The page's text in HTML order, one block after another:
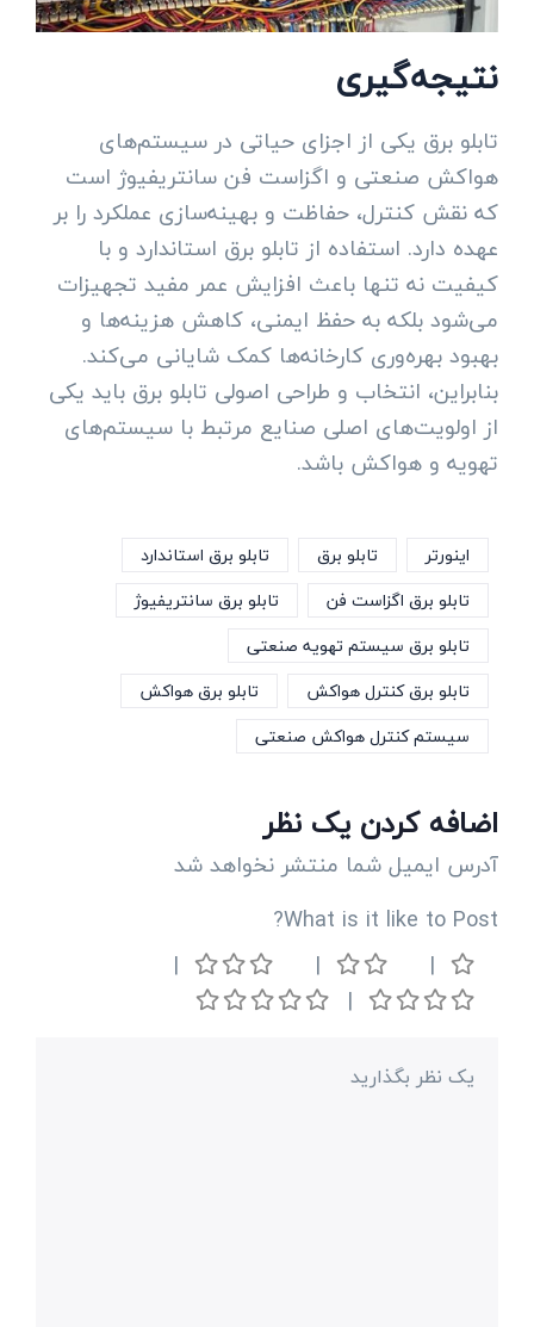
نتیجه‌گیری
تابلو برق یکی از اجزای حیاتی در سیستم‌های
هواکش صنعتی و اگزاست فن سانتریفیوژ است
که نقش کنترل، حفاظت و بهینه‌سازی عملکرد را بر
عهده دارد. استفاده از تابلو برق استاندارد و با
کیفیت نه تنها باعث افزایش عمر مفید تجهیزات
می‌شود بلکه به حفظ ایمنی، کاهش هزینه‌ها و
بهبود بهره‌وری کارخانه‌ها کمک شایانی می‌کند.
بنابراین، انتخاب و طراحی اصولی تابلو برق باید یکی
از اولویت‌های اصلی صنایع مرتبط با سیستم‌های
تهویه و هواکش باشد.
اینورتر تابلو برق
تابلو برق استاندارد
تابلو برق اگزاست فن
تابلو برق سانتریفیوژ
تابلو برق سیستم تهویه صنعتی
تابلو برق کنترل هواکش
تابلو برق هواکش
سیستم کنترل هواکش صنعتی
اضافه کردن یک نظر
آدرس ایمیل شما منتشر نخواهد شد
What is it like to Post?